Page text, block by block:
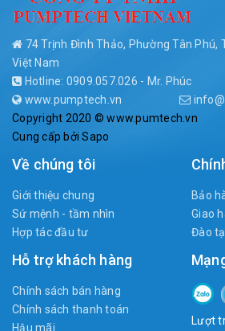
74 Trịnh Đình Thảo, Phường Tân Phú,
Việt Nam
Hotline: 0909.057.026 - Mr. Phúc
www.pumptech.vn
Copyright 2020 © www.pumtech.vn
Cung cấp bởiSapo
Về chúng tôi
Giới thiệu chung
Sứ mệnh - tầm nhìn
Hợp tác đầu tư
Bảo
Giao
Đào
Hỗ trợ khách hàng
Chính sách bán hàng
Chính sách thanh toán
Hậu mãi
Lượt